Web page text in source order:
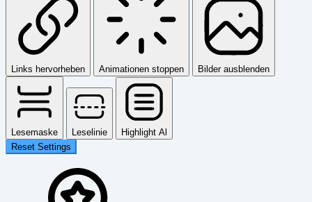
Links hervorheben Animationen stoppen Bilder ausblenden
Lesemaske Leselinie
Highlight Al
Reset Settings